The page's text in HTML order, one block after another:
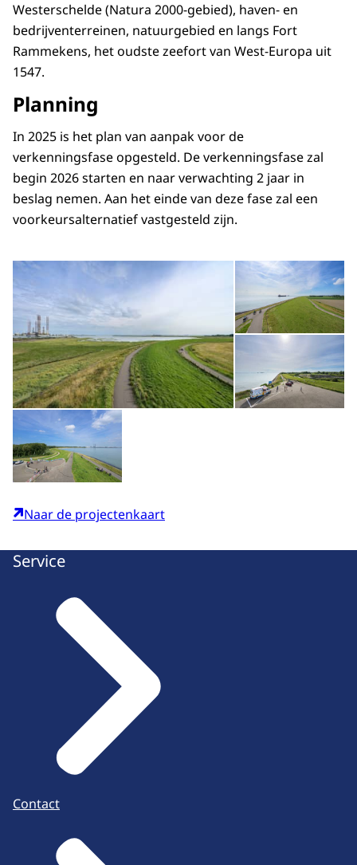
Westerschelde (Natura 2000-gebied), haven- en
bedrijventerreinen, natuurgebied en langs Fort
Rammekens, het oudste zeefort van West-Europa uit
1547.
Planning
In 2025 is het plan van aanpak voor de
verkenningsfase opgesteld. De verkenningsfase zal
begin 2026 starten en naar verwachting 2 jaar in
beslag nemen. Aan het einde van deze fase zal een
voorkeursalternatief vastgesteld zijn.
Open de galerij in vergrote
Open de galerij in vergrote weergave
Naar de projectenkaart
Service
Contact